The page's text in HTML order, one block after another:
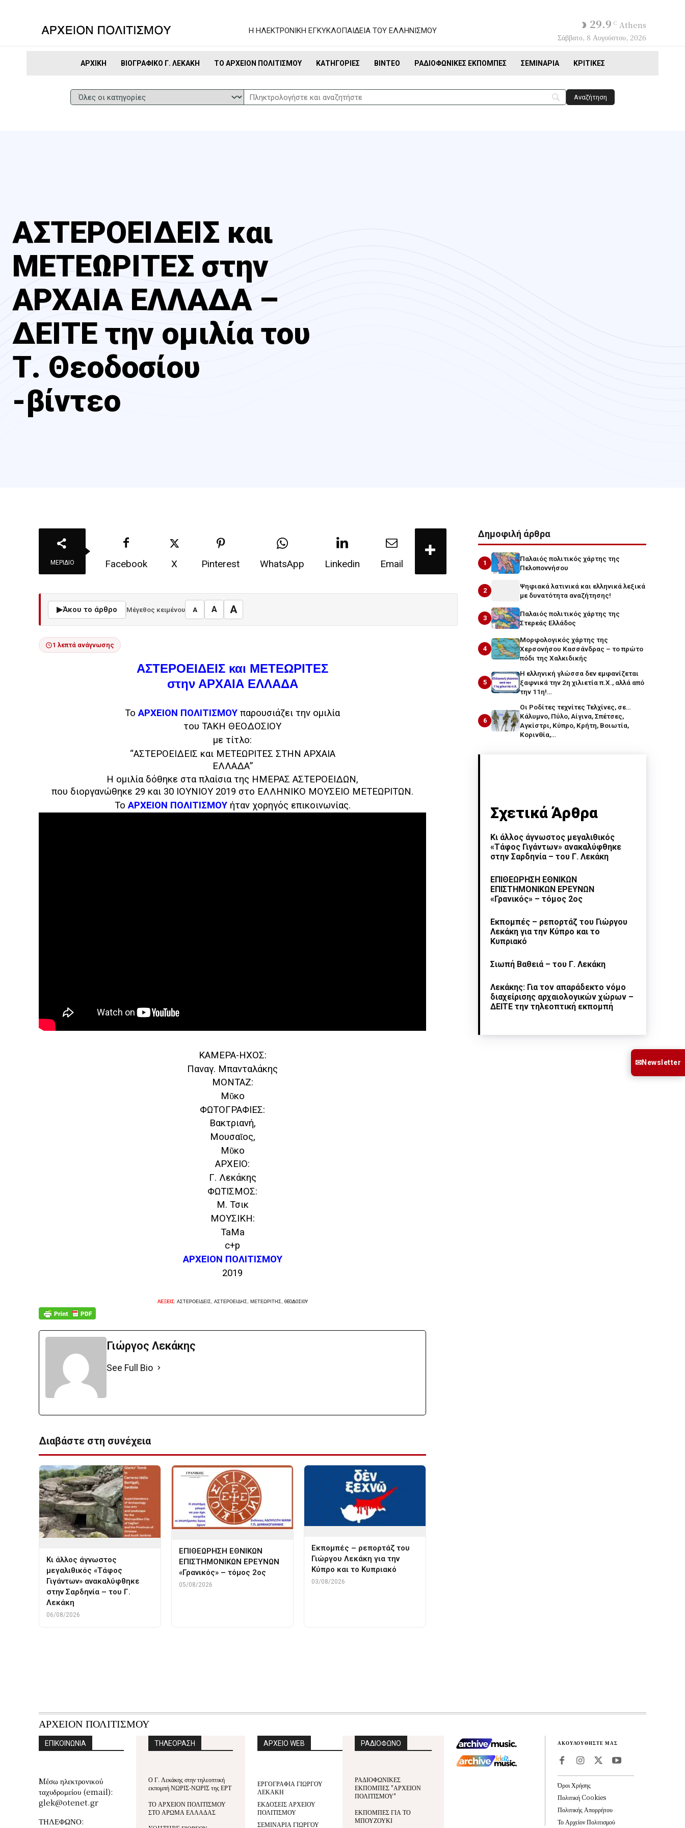
Η ΗΛΕΚΤΡΟΝΙΚΗ ΕΓΚΥΚΛΟΠΑΙΔΕΙΑ ΤΟΥ ΕΛΛΗΝΙΣΜΟΥ 29.9 C Athens
Σάββατο, 8 Αυγούστου, 2026
ΑΡΧΙΚΉ ΒΙΟΓΡΑΦΙΚΌ Γ. ΛΕΚΆΚΗ ΤΟ ΑΡΧΕΊΟΝ ΠΟΛΙΤΙΣΜΟΎ ΚΑΤΗΓΟΡΊΕΣ ΒΊΝΤΕΟ ΡΑΔΙΟΦΩΝΙΚΈΣ ΕΚΠΟΜΠΈΣ ΣΕΜΙΝΆΡΙΑ ΚΡΙΤΙΚΈΣ
ΑΣΤΕΡΟΕΙΔΕΙΣ και
ΜΕΤΕΩΡΙΤΕΣ στην
ΑΡΧΑΙΑ ΕΛΛΑΔΑ –
ΔΕΙΤΕ την ομιλία του
Τ. Θεοδοσίου
-βίντεο
ΜΕΡΊΔΙΟ Facebook X Pinterest WhatsApp Linkedin Email
▶Άκου το άρθρο Μέγεθος κειμένου A A A
1 λεπτά ανάγνωσης
ΑΣΤΕΡΟΕΙΔΕΙΣ και ΜΕΤΕΩΡΙΤΕΣ
στην ΑΡΧΑΙΑ ΕΛΛΑΔΑ
ΤοΑΡΧΕΙΟΝ ΠΟΛΙΤΙΣΜΟΥ παρουσιάζει την ομιλία
του ΤΑΚΗ ΘΕΟΔΟΣΙΟΥ
με τίτλο:
“ΑΣΤΕΡΟΕΙΔΕΙΣ και ΜΕΤΕΩΡΙΤΕΣ ΣΤΗΝ ΑΡΧΑΙΑ
ΕΛΛΑΔΑ”
Η ομιλία δόθηκε στα πλαίσια της ΗΜΕΡΑΣ ΑΣΤΕΡΟΕΙΔΩΝ,
που διοργανώθηκε 29 και 30 ΙΟΥΝΙΟΥ 2019 στο ΕΛΛΗΝΙΚΟ ΜΟΥΣΕΙΟ ΜΕΤΕΩΡΙΤΩΝ.
ΤοΑΡΧΕΙΟΝ ΠΟΛΙΤΙΣΜΟΥήταν χορηγός επικοινωνίας.
ΚΑΜΕΡΑ-ΗΧΟΣ:
Παναγ. Μπανταλάκης
ΜΟΝΤΑΖ:
Μῦκο
ΦΩΤΟΓΡΑΦΙΕΣ:
Βακτριανή,
Μουσαῖος,
Μῦκο
ΑΡΧΕΙΟ:
Γ. Λεκάκης
ΦΩΤΙΣΜΟΣ:
Μ. Τσικ
ΜΟΥΣΙΚΗ:
TaMa
c+p
ΑΡΧΕΙΟΝ ΠΟΛΙΤΙΣΜΟΥ
2019
ΛΕΞΕΙΣ: ΑΣΤΕΡΟΕΙΔΕΙΣ, ΑΣΤΕΡΟΕΙΔΗΣ, ΜΕΤΕΩΡΙΤΗΣ, ΘΕΟΔΟΣΙΟΥ
Γιώργος Λεκάκης
See Full Bio
Διαβάστε στη συνέχεια
Κι άλλος άγνωστος
μεγαλιθικός «Τάφος
Γιγάντων» ανακαλύφθηκε
στην Σαρδηνία – του Γ.
Λεκάκη
06/08/2026
ΕΠΙΘΕΩΡΗΣΗ ΕΘΝΙΚΩΝ
ΕΠΙΣΤΗΜΟΝΙΚΩΝ ΕΡΕΥΝΩΝ
«Γρανικός» – τόμος 2ος
05/08/2026
Εκπομπές – ρεπορτάζ του
Γιώργου Λεκάκη για την
Κύπρο και το Κυπριακό
03/08/2026
Δημοφιλή άρθρα
1
Παλαιός πολιτικός χάρτης της
Πελοποννήσου
2
Ψηφιακά λατινικά και ελληνικά λεξικά
με δυνατότητα αναζήτησης!
3
Παλαιός πολιτικός χάρτης της
Στερεάς Ελλάδος
4
Μορφολογικός χάρτης της
Χερσονήσου Κασσάνδρας – το πρώτο
πόδι της Χαλκιδικής
5
Η ελληνική γλώσσα δεν εμφανίζεται
ξαφνικά την 2η χιλιετία π.Χ., αλλά από
την 11η!…
6
Οι Ροδίτες τεχνίτες Τελχίνες, σε…
Κάλυμνο, Πύλο, Αίγινα, Σπέτσες,
Αγκίστρι, Κύπρο, Κρήτη, Βοιωτία,
Κορινθία,…
Σχετικά Άρθρα
Κι άλλος άγνωστος μεγαλιθικός
«Τάφος Γιγάντων» ανακαλύφθηκε
στην Σαρδηνία – του Γ. Λεκάκη
ΕΠΙΘΕΩΡΗΣΗ ΕΘΝΙΚΩΝ
ΕΠΙΣΤΗΜΟΝΙΚΩΝ ΕΡΕΥΝΩΝ
«Γρανικός» – τόμος 2ος
Εκπομπές – ρεπορτάζ του Γιώργου
Λεκάκη για την Κύπρο και το
Κυπριακό
Σιωπή Βαθειά – του Γ. Λεκάκη
Λεκάκης: Για τον απαράδεκτο νόμο
διαχείρισης αρχαιολογικών χώρων –
ΔΕΙΤΕ την τηλεοπτική εκπομπή
ΑΡΧΕΙΟΝ ΠΟΛΙΤΙΣΜΟΥ
ΕΠΙΚΟΙΝΩΝΙΑ
Mέσω ηλεκτρονικού
ταχυδρομείου (email):
glek@otenet.gr
ΤΗΛΕΦΩΝΟ:
ΤΗΛΕΟΡΑΣΗ
Ο Γ. Λεκάκης στην τηλεοπτική
εκπομπή ΝΩΡΙΣ-ΝΩΡΙΣ της ΕΡΤ
ΤΟ ΑΡΧΕΙΟΝ ΠΟΛΙΤΙΣΜΟΥ
ΣΤΟ ΑΡΩΜΑ ΕΛΛΑΔΑΣ
ΑΡΧΕΙΟ WEB
ΕΡΓΟΓΡΑΦΙΑ ΓΙΩΡΓΟΥ
ΛΕΚΑΚΗ
ΕΚΔΟΣΕΙΣ ΑΡΧΕΙΟΥ
ΠΟΛΙΤΙΣΜΟΥ
ΣΕΜΙΝΑΡΙΑ ΓΙΩΡΓΟΥ
ΡΑΔΙΟΦΩΝΟ
ΡΑΔΙΟΦΩΝΙΚΕΣ
ΕΚΠΟΜΠΕΣ "ΑΡΧΕΙΟΝ
ΠΟΛΙΤΙΣΜΟΥ"
ΕΚΠΟΜΠΕΣ ΓΙΑ ΤΟ
ΜΠΟΥΖΟΥΚΙ
ΑΚΟΥΛΟΥΘΗΣΤΕ ΜΑΣ
Όροι Χρήσης
Πολιτική Cookies
Πολιτικής Απορρήτου
Το Αρχείον Πολιτισμού
✉Newsletter